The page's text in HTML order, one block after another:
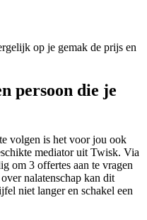
op je gemak de prijs en
persoon die je
volgen is het voor jou ook
mediator uit Twisk. Via
om 3 offertes aan te vragen
nalatenschap kan dit
niet langer en schakel een